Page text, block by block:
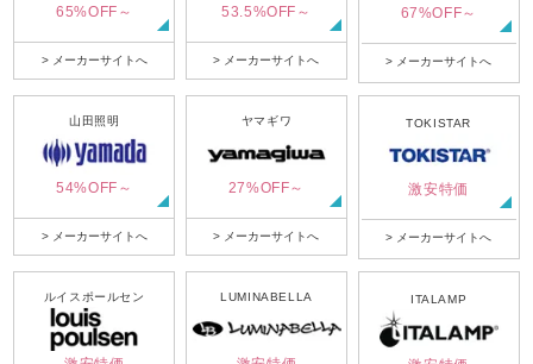
65%OFF～
> メーカーサイトへ
53.5%OFF～
> メーカーサイトへ
67%OFF～
> メーカーサイトへ
山田照明
54%OFF～
> メーカーサイトへ
ヤマギワ
27%OFF～
> メーカーサイトへ
TOKISTAR
激安特価
> メーカーサイトへ
ルイスポールセン LUMINABELLA ITALAMP